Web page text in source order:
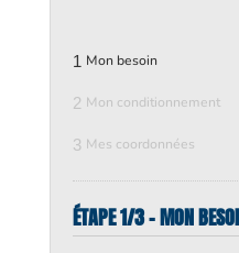
1 Mon besoin
2 Mon conditionnement
3 Mes coordonnées
ÉTAPE 1/3 - MON